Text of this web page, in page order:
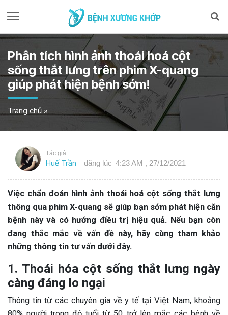
Phân tích hình ảnh thoái hoá cột
sống thắt lưng trên phim X-quang
giúp phát hiện bệnh sớm!
Trang chủ »
Tác giả
Huế Trần đăng lúc 4:23 AM , 27/12/2021
Việc chẩn đoán hình ảnh thoái hoá cột sống thắt lưng
thông qua phim X-quang sẽ giúp bạn sớm phát hiện căn
bệnh này và có hướng điều trị hiệu quả. Nếu bạn còn
đang thắc mắc về vấn đề này, hãy cùng tham khảo
những thông tin tư vấn dưới đây.
1. Thoái hóa cột sống thắt lưng ngày
càng đáng lo ngại
Thông tin từ các chuyên gia về y tế tại Việt Nam, khoảng